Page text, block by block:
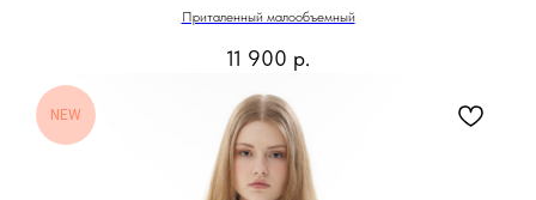
Приталенный малообъемный
11 900 р.
NEW